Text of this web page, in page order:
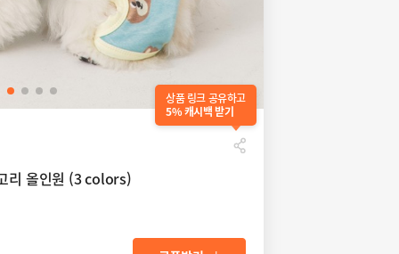
상품 링크 공유하고
5% 캐시백 받기
리 올인원 (3 colors)